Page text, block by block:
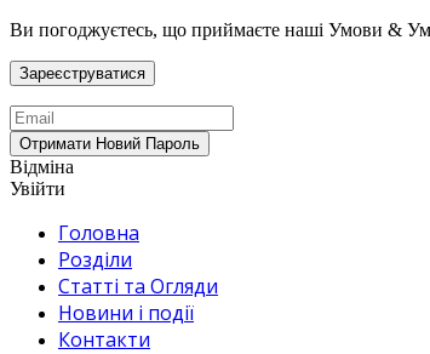
Ви погоджуєтесь, що приймаєте наші Умови &
Відміна
Увійти
Головна
Розділи
Статті та Огляди
Новини і події
Контакти